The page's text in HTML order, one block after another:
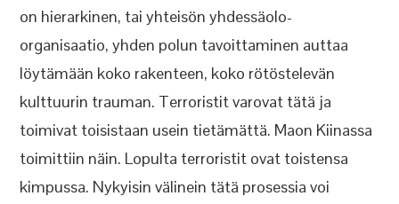
on hierarkinen, tai yhteisön yhdessäolo-
organisaatio, yhden polun tavoittaminen auttaa
löytämään koko rakenteen, koko rötöstelevän
kulttuurin trauman. Terroristit varovat tätä ja
toimivat toisistaan usein tietämättä. Maon Kiinassa
toimittiin näin. Lopulta terroristit ovat toistensa
kimpussa. Nykyisin välinein tätä prosessia voi